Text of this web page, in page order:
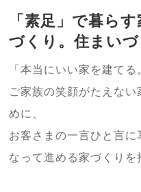
「素足」で暮ら
づくり。住まいづ
「本当にいい家を建て
ご家族の笑顔がたえな
めに、
お客さまの一言ひと言に
なって進める家づくりを